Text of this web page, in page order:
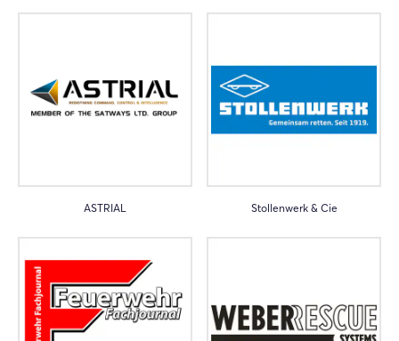
ASTRIAL Stollenwerk & Cie
Noch nicht angemeldet?